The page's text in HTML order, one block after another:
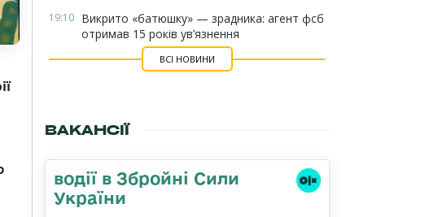
19:10 Викрито «батюшку» — зрадника: агент фсб
отримав 15 років ув’язнення
ВСІ НОВИНИ
ВАКАНСІЇ
водії в Збройні Сили
України